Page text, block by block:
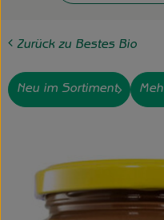
Hofkisten
Frisches
Hof Grummersort e.V.
Die Hofgemeinschaft
Zurück zu Bestes Bio
Neu im Sortiment